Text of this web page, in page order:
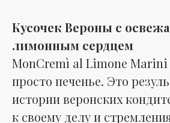
Кусочек Вероны с
лимонным сердцем
MonCremì al Limone
просто печенье. Это
истории веронских
к своему делу и